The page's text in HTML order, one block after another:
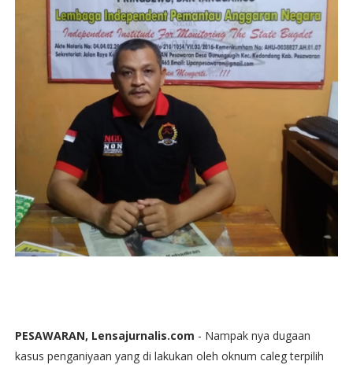
PESAWARAN, Lensajurnalis.com - Nampak nya dugaan
kasus penganiyaan yang di lakukan oleh oknum caleg terpilih